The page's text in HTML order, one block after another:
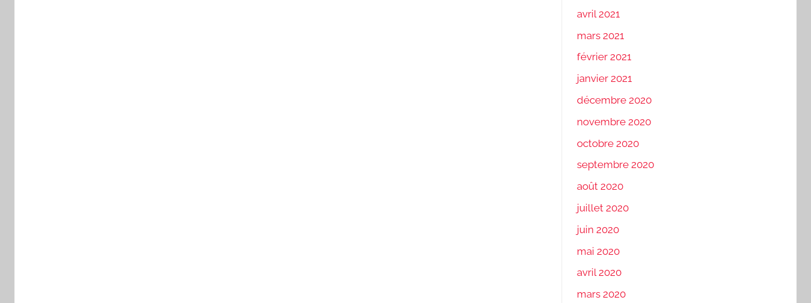
avril 2021
mars 2021
février 2021
janvier 2021
décembre 2020
novembre 2020
octobre 2020
septembre 2020
août 2020
juillet 2020
juin 2020
mai 2020
avril 2020
mars 2020